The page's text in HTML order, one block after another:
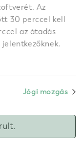
Az
30 perccel kell
az átadás
Jógi mozgás